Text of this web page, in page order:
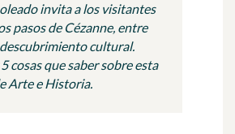
invita a los visitantes
pasos de Cézanne, entre
cultural.
cosas que saber sobre esta
Arte e Historia.